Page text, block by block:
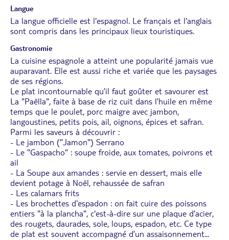
Langue
La langue officielle est l'espagnol. Le français et l'anglais
sont compris dans les principaux lieux touristiques.
Gastronomie
La cuisine espagnole a atteint une popularité jamais vue
auparavant. Elle est aussi riche et variée que les paysages
de ses régions.
Le plat incontournable qu’il faut goûter et savourer est
La "Paëlla", faite à base de riz cuit dans l’huile en même
temps que le poulet, porc maigre avec jambon,
langoustines, petits pois, ail, oignons, épices et safran.
Parmi les saveurs à découvrir :
- Le jambon ("Jamon") Serrano
- Le "Gaspacho" : soupe froide, aux tomates, poivrons et
ail
- La Soupe aux amandes : servie en dessert, mais elle
devient potage à Noël, rehaussée de safran
- Les calamars frits
- Les brochettes d'espadon : on fait cuire des poissons
entiers "à la plancha", c'est-à-dire sur une plaque d’acier,
des rougets, daurades, sole, loups, espadon, etc. Ce type
de plat est souvent accompagné d’un assaisonnement...